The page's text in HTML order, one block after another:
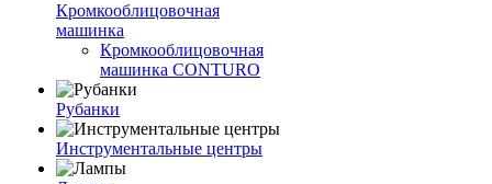
Кромкооблицовочная
машинка
Кромкооблицовочная
машинка CONTURO
Рубанки
Инструментальные центры